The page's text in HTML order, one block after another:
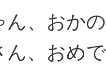
ん、おか
ん、おめ